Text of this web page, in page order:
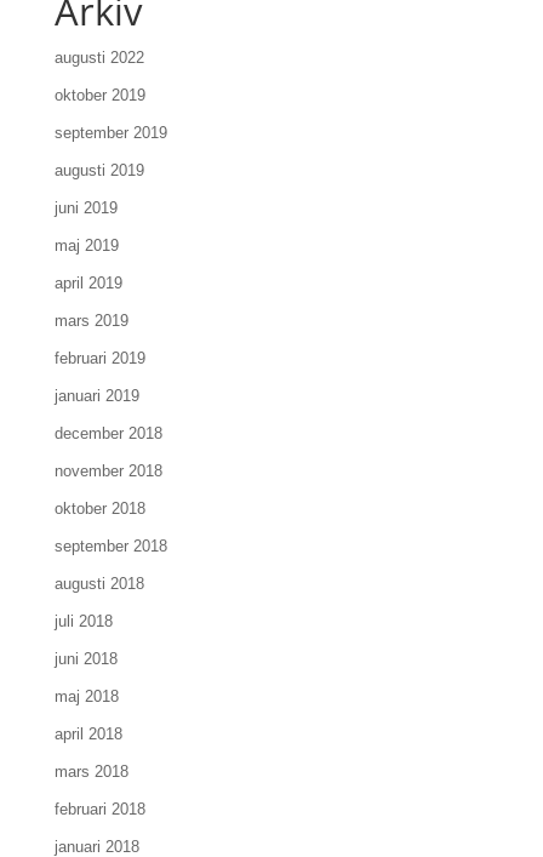
Arkiv
augusti 2022
oktober 2019
september 2019
augusti 2019
juni 2019
maj 2019
april 2019
mars 2019
februari 2019
januari 2019
december 2018
november 2018
oktober 2018
september 2018
augusti 2018
juli 2018
juni 2018
maj 2018
april 2018
mars 2018
februari 2018
januari 2018